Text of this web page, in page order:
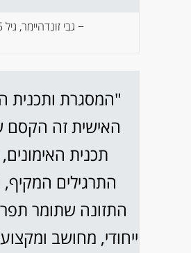
− גבי זונדהיימר, גיל 65.
"המסגרת ותכנית
האישית זה הקסם
תכנית
התרגילים המקיף,
התזונה שתומר תפר
ייחודי, מחושב